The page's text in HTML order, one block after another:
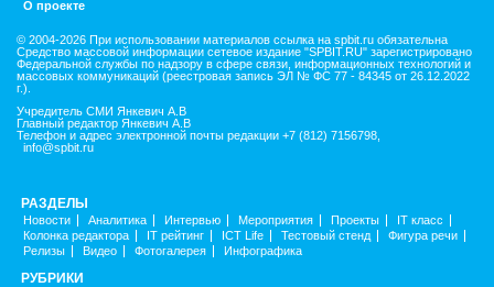
О проекте
© 2004-2026 При использовании материалов ссылка на spbit.ru обязательна
Средство массовой информации сетевое издание "SPBIT.RU" зарегистрировано
Федеральной службы по надзору в сфере связи, информационных технологий и
массовых коммуникаций (реестровая запись ЭЛ № ФС 77 - 84345 от 26.12.2022
г.).
Учредитель СМИ Янкевич А.В
Главный редактор Янкевич А.В
Телефон и адрес электронной почты редакции +7 (812) 7156798,
info@spbit.ru
РАЗДЕЛЫ
Новости Аналитика Интервью Мероприятия Проекты
IT класс
Колонка редактора
IT рейтинг ICT Life Тестовый стенд
Фигура речи
Релизы
Видео Фотогалерея Инфографика
РУБРИКИ